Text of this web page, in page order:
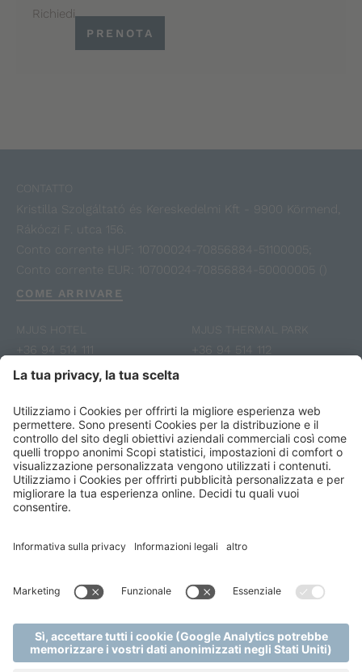
Richiedi
PRENOTA
CONTATTO
Kristilla Szolgáltató és Kereskedelmi Kft - 9900 Körmend,
Rákóczi F. utca 156.
Conto corrente HUF: 10700024-70856884-51100005;
Conto corrente EUR: 10700024-70856884-50000005 ()
COME ARRIVARE
MJUS HOTEL
+36 94 514 111
info@mjusresort.com
MJUS THERMAL PARK
+36 94 514 112
Privacy policy
Terms & Conditions
Regole del gioco
Cookie settings produced by